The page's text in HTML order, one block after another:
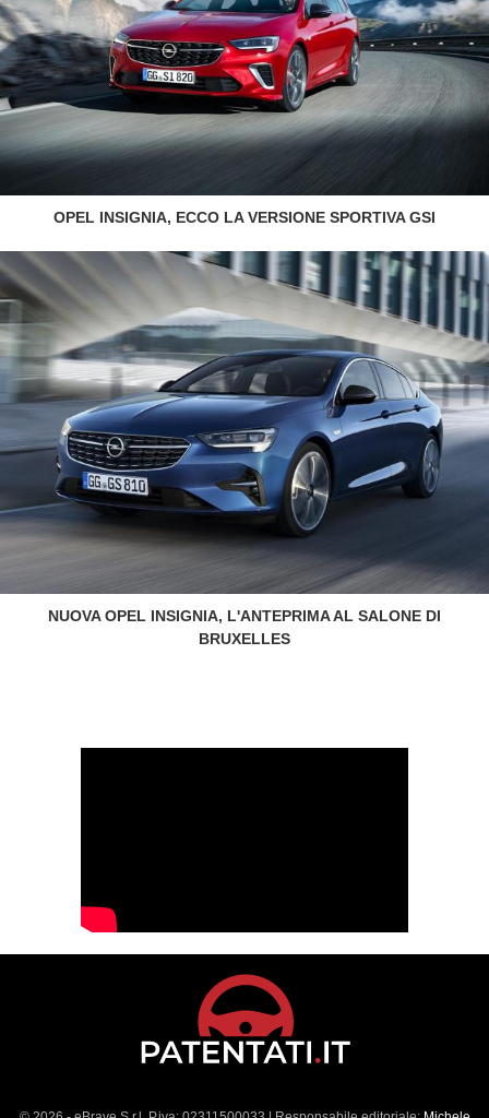
OPEL INSIGNIA, ECCO LA VERSIONE SPORTIVA GSI
NUOVA OPEL INSIGNIA, L'ANTEPRIMA AL SALONE DI
BRUXELLES